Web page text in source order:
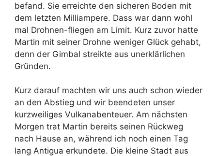
befand. Sie erreichte den sicheren Boden mit
dem letzten Milliampere. Dass war dann wohl
mal Drohnen-fliegen am Limit. Kurz zuvor hatte
Martin mit seiner Drohne weniger Glück gehabt,
denn der Gimbal streikte aus unerklärlichen
Gründen.
Kurz darauf machten wir uns auch schon wieder
an den Abstieg und wir beendeten unser
kurzweiliges Vulkanabenteuer. Am nächsten
Morgen trat Martin bereits seinen Rückweg
nach Hause an, während ich noch einen Tag
lang Antigua erkundete. Die kleine Stadt aus